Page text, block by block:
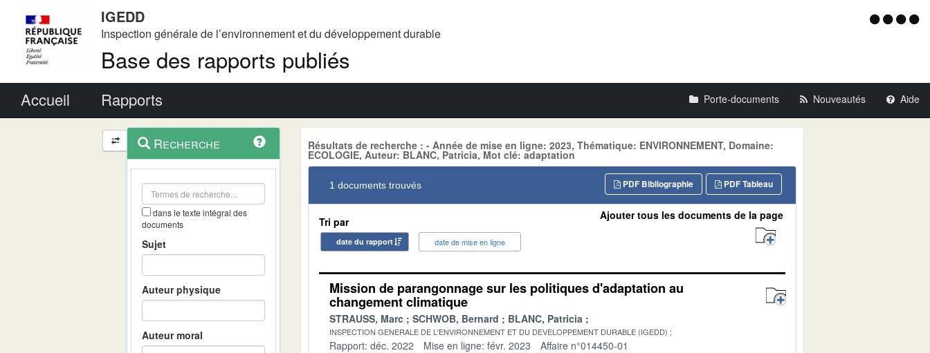
IGEDD
Inspection générale de l’environnement et du développement durable
Base des rapports publiés
Menu
Accueil Rapports Porte-documents Nouveautés Aide
Navigation
et
outils
contextuel
Recherche
dans le texte intégral des
documents
Sujet
Auteur physique
Auteur moral
Résultats de recherche : - Année de mise en ligne: 2023, Thématique: ENVIRONNEMENT, Domaine:
ECOLOGIE, Auteur: BLANC, Patricia, Mot clé: adaptation
1 documents trouvés PDF Tableau
PDF Bibliographie
Tri par
date du rapport date de mise en ligne
Ajouter tous les documents de la page
Mission de parangonnage sur les politiques d'adaptation au
changement climatique
STRAUSS, Marc SCHWOB, Bernard BLANC, Patricia
INSPECTION GENERALE DE L'ENVIRONNEMENT ET DU DEVELOPPEMENT DURABLE (IGEDD)
Rapport: déc. 2022 Mise en ligne: févr. 2023 Affaire n°014450-01